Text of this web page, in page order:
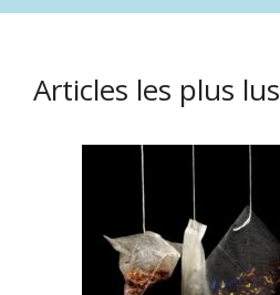
Articles les plus lus